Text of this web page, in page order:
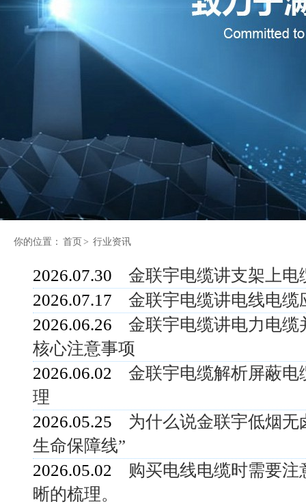
你的位置： 首页 > 行业资讯
2026.07.30
金联宇电缆讲支架上电
2026.07.17
金联宇电缆讲电线电
2026.06.26
金联宇电缆讲电力电
核心注意事项
2026.06.02
金联宇电缆解析屏蔽
理
2026.05.25
为什么说金联宇低烟
生命保障线”
2026.05.02
购买电线电缆时需要
晰的梳理。